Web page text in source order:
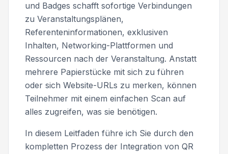
und Badges schafft sofortige Verbindungen
zu Veranstaltungsplänen,
Referenteninformationen, exklusiven
Inhalten, Networking-Plattformen und
Ressourcen nach der Veranstaltung. Anstatt
mehrere Papierstücke mit sich zu führen
oder sich Website-URLs zu merken, können
Teilnehmer mit einem einfachen Scan auf
alles zugreifen, was sie benötigen.
In diesem Leitfaden führe ich Sie durch den
kompletten Prozess der Integration von QR